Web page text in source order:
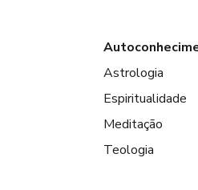
Astrologia
Espiritualidade
Meditação
Teologia